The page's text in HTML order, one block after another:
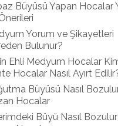
Büyüsü Yapan Hocalar
Yorum ve Şikayetleri
Bulunur?
Ehli Medyum Hocalar
Hocalar Nasıl Ayırt
Büyüsü Nasıl
Hocalar
Büyü Nasıl